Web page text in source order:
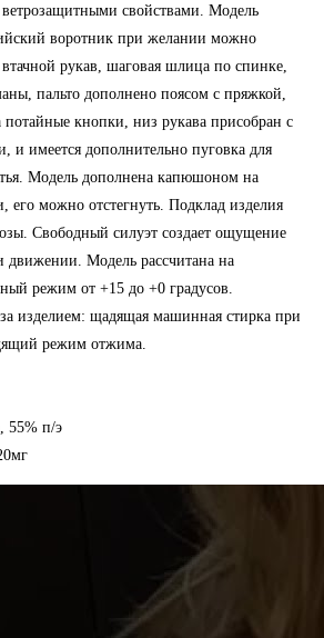
свойствами. Модель
воротник при желании можно
втачной рукав, шаговая шлица по спинке,
пальто дополнено поясом с пряжкой,
потайные кнопки, низ рукава присобран с
имеется дополнительно пуговка для
Модель дополнена капюшоном на
его можно отстегнуть. Подклад изделия
Свободный силуэт создает ощущение
движении. Модель рассчитана на
режим от +15 до +0 градусов.
изделием: щадящая машинная стирка при
режим отжима.
55% п/э